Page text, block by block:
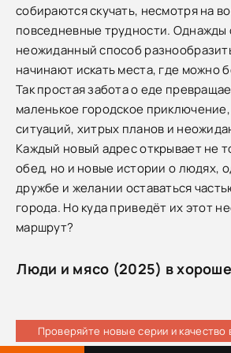
собираются скучать, несмотря на
повседневные трудности. Однажды
неожиданный способ
начинают искать места, где можно
Так простая забота о еде
маленькое городское
ситуаций, хитрых планов и
Каждый новый адрес открывает не
обед, но и новые истории о людях,
дружбе и желании оставаться
города. Но куда приведёт их этот
маршрут?
Люди и мясо (2025) в
Проверяйте новые серии и качество